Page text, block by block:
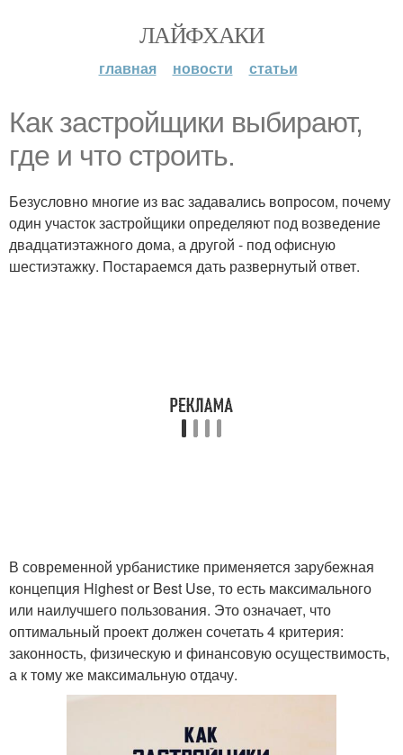
ЛАЙФХАКИ
главная новости статьи
Как застройщики выбирают,
где и что строить.
Безусловно многие из вас задавались вопросом, почему
один участок застройщики определяют под возведение
двадцатиэтажного дома, а другой - под офисную
шестиэтажку. Постараемся дать развернутый ответ.
В современной урбанистике применяется зарубежная
концепция Highest or Best Use, то есть максимального
или наилучшего пользования. Это означает, что
оптимальный проект должен сочетать 4 критерия:
законность, физическую и финансовую осуществимость,
а к тому же максимальную отдачу.